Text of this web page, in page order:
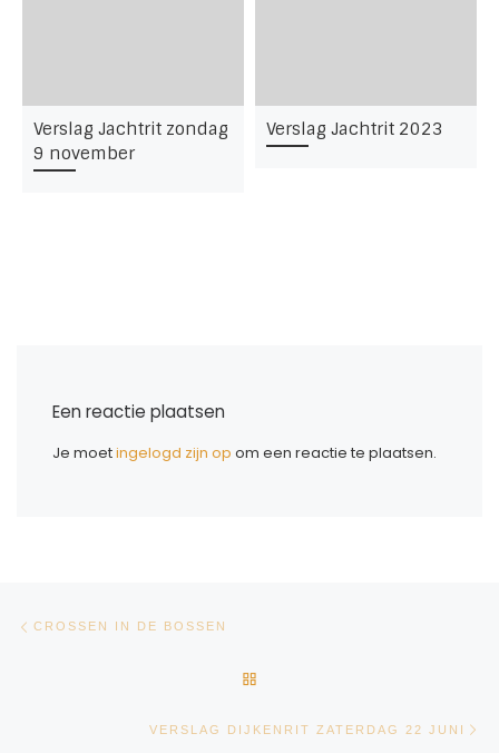
Verslag Jachtrit zondag
9 november
Verslag Jachtrit 2023
Een reactie plaatsen
Je moetingelogd zijn op om een reactie te plaatsen.
CROSSEN IN DE BOSSEN
VERSLAG DIJKENRIT ZATERDAG 22 JUNI